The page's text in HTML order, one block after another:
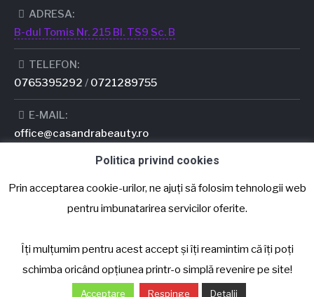
ADRESA:
B-dul Tomis Nr. 215 Bl. TS9 Sc. B
TELEFON:
0765395292 / 0721289755
E-MAIL:
office@casandrabeauty.ro
LUNI - SÂMBĂTĂ: 08:00 - 19:00
CU PROGRAMARE
© Casandra Beauty Center - Salon infrumusetare
Pagină creată deHDS Network | Administrată dePR
PRESTIGE
Politica privind cookies
Prin acceptarea cookie-urilor, ne ajuți să folosim tehnologii web
pentru imbunatarirea servicilor oferite.
Îți mulțumim pentru acest accept și îți reamintim că îți poți
schimba oricând opțiunea printr-o simplă revenire pe site!
Acceptare Respinge Detalii